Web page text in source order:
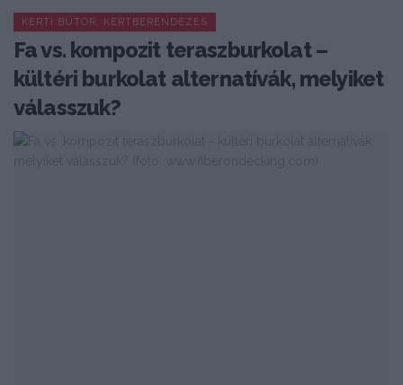
KERTI BÚTOR, KERTBERENDEZÉS
Fa vs. kompozit teraszburkolat –
kültéri burkolat alternatívák, melyiket
válasszuk?